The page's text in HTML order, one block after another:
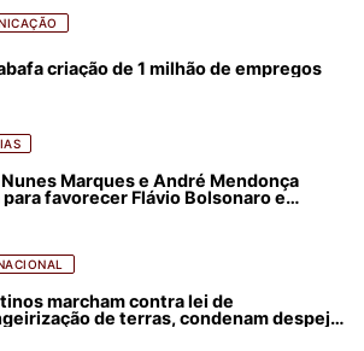
criação de 1 milhão de empregos
Marques e André Mendonça
favorecer Flávio Bolsonaro e
marcham contra lei de
de terras, condenam despejos